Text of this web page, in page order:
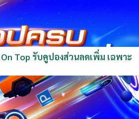
Top รับคูปองส่วนลดเพิ่ม เฉพาะ